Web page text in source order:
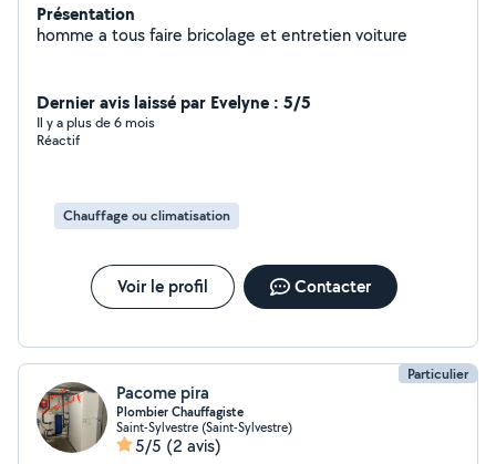
Présentation
homme a tous faire bricolage et entretien voiture
Dernier avis laissé par Evelyne : 5/5
Il y a plus de 6 mois
Réactif
Chauffage ou climatisation
Voir le profil Contacter
Particulier
Pacome pira
Plombier Chauffagiste
Saint-Sylvestre (Saint-Sylvestre)
5/5 (2 avis)